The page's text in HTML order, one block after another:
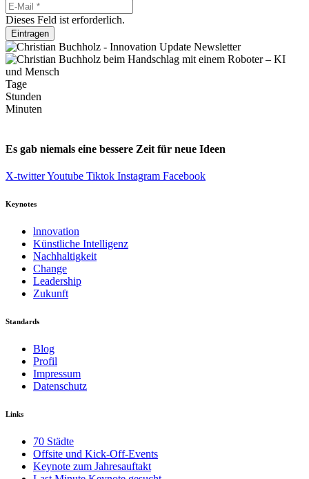
Dieses Feld ist erforderlich.
Eintragen
Tage
Stunden
Minuten
Es gab niemals eine bessere Zeit für neue Ideen
X-twitterYoutube Tiktok Instagram Facebook
Keynotes
lnnovation
Künstliche Intelligenz
Nachhaltigkeit
Change
Leadership
Zukunft
Standards
Blog
Profil
Impressum
Datenschutz
Links
70 Städte
Offsite und Kick-Off-Events
Keynote zum Jahresauftakt